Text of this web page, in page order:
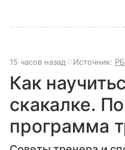
15 часов назад Источник:
Как
скакалке.
программа